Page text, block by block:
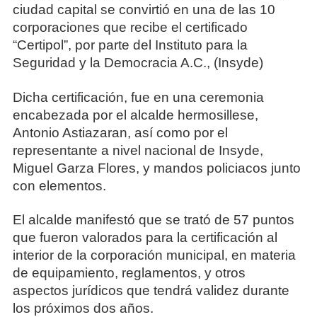
ciudad capital se convirtió en una de las 10
corporaciones que recibe el certificado
“Certipol”, por parte del Instituto para la
Seguridad y la Democracia A.C., (Insyde)
Dicha certificación, fue en una ceremonia
encabezada por el alcalde hermosillese,
Antonio Astiazaran, así como por el
representante a nivel nacional de Insyde,
Miguel Garza Flores, y mandos policiacos junto
con elementos.
El alcalde manifestó que se trató de 57 puntos
que fueron valorados para la certificación al
interior de la corporación municipal, en materia
de equipamiento, reglamentos, y otros
aspectos jurídicos que tendrá validez durante
los próximos dos años.